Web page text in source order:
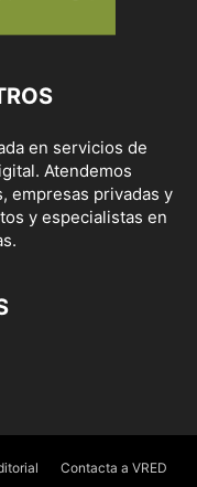
en servicios de
Atendemos
empresas privadas y
y especialistas en
Contacta a VRED